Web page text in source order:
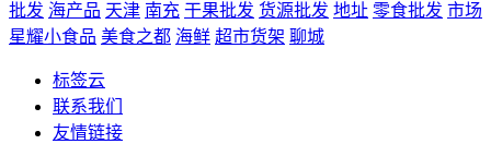
批发 海产品 天津 南充 干果批发 货源批发 地址 零食批发 市场
星耀小食品 美食之都 海鲜 超市货架 聊城
标签云
联系我们
友情链接